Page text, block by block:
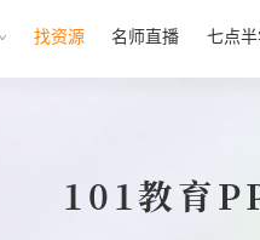
找资源 名师直播 七点
101教育